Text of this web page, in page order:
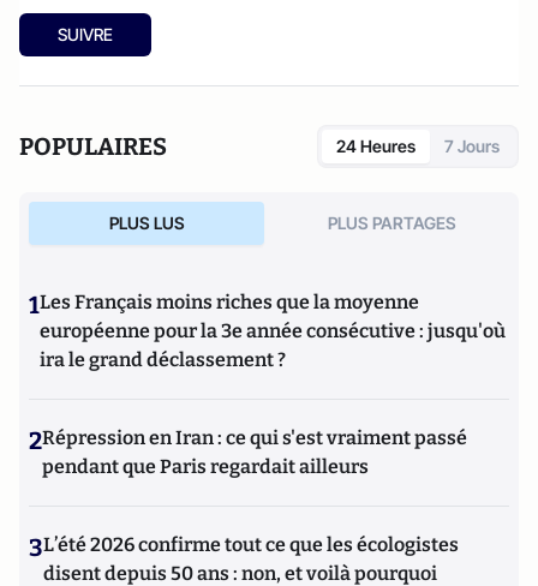
SUIVRE
POPULAIRES 24 Heures 7 Jours
PLUS LUS PLUS PARTAGES
1Les Français moins riches que la moyenne
européenne pour la 3e année consécutive : jusqu'où
ira le grand déclassement ?
2Répression en Iran : ce qui s'est vraiment passé
pendant que Paris regardait ailleurs
3L’été 2026 confirme tout ce que les écologistes
disent depuis 50 ans : non, et voilà pourquoi